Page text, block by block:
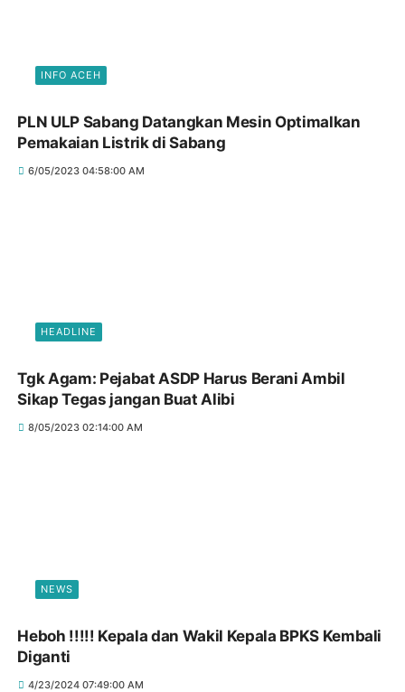
INFO ACEH
PLN ULP Sabang Datangkan Mesin Optimalkan
Pemakaian Listrik di Sabang
6/05/2023 04:58:00 AM
HEADLINE
Tgk Agam: Pejabat ASDP Harus Berani Ambil
Sikap Tegas jangan Buat Alibi
8/05/2023 02:14:00 AM
NEWS
Heboh !!!!! Kepala dan Wakil Kepala BPKS Kembali
Diganti
4/23/2024 07:49:00 AM